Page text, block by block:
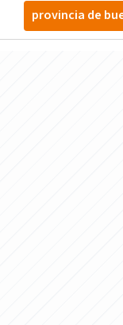
provincia de